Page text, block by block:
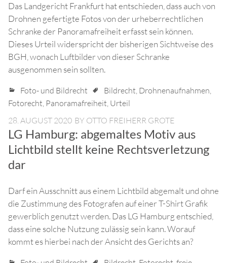
Das Landgericht Frankfurt hat entschieden, dass auch von
Drohnen gefertigte Fotos von der urheberrechtlichen
Schranke der Panoramafreiheit erfasst sein können.
Dieses Urteil widerspricht der bisherigen Sichtweise des
BGH, wonach Luftbilder von dieser Schranke
ausgenommen sein sollten.
Foto- und Bildrecht Bildrecht, Drohnenaufnahmen,
Fotorecht, Panoramafreiheit, Urteil
28. AUGUST 2020 BY OTTO FREIHERR GROTE
LG Hamburg: abgemaltes Motiv aus
Lichtbild stellt keine Rechtsverletzung
dar
Darf ein Ausschnitt aus einem Lichtbild abgemalt und ohne
die Zustimmung des Fotografen auf einer T-Shirt Grafik
gewerblich genutzt werden. Das LG Hamburg entschied,
dass eine solche Nutzung zulässig sein kann. Worauf
kommt es hierbei nach der Ansicht des Gerichts an?